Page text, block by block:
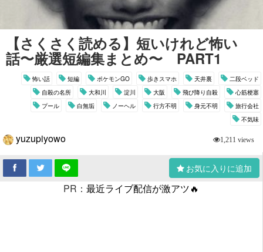
【さくさく読める】短いけれど怖い
話〜厳選短編集まとめ〜 PART1
怖い話 短編 ポケモンGO 歩きスマホ 天井裏
二段ベッド
自殺の名所
大和川 淀川 大阪 飛び降り自殺
心筋梗塞
プール
白無垢 ノーヘル 行方不明 身元不明
旅行会社
不気味
yuzupiyowo 1,211 views
お気に入りに追加
PR： 最近ライブ配信が激アツ🔥